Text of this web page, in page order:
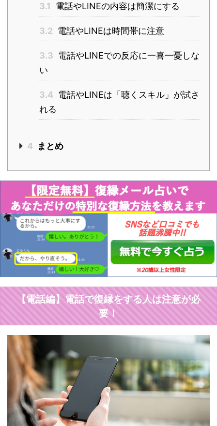
3.1 電話やLINEの内容は簡潔にする
3.2 電話やLINEは時間帯に注意
3.3 電話やLINEでの反応に一喜一憂しな
い
3.4 電話やLINEは「聴くスキル」が試さ
れる
4 まとめ
【電話編】電話で復縁をする人は注意が必
要！